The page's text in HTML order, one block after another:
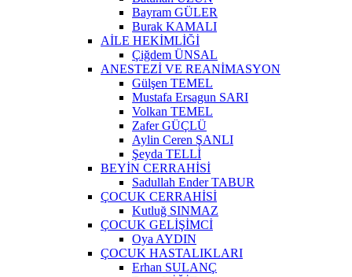
Bayram GÜLER
Burak KAMALI
AİLE HEKİMLİĞİ
Çiğdem ÜNSAL
ANESTEZİ VE REANİMASYON
Gülşen TEMEL
Mustafa Ersagun SARI
Volkan TEMEL
Zafer GÜÇLÜ
Aylin Ceren ŞANLI
Şeyda TELLİ
BEYİN CERRAHİSİ
Sadullah Ender TABUR
ÇOCUK CERRAHİSİ
Kutluğ SINMAZ
ÇOCUK GELİŞİMCİ
Oya AYDIN
ÇOCUK HASTALIKLARI
Erhan SULANÇ